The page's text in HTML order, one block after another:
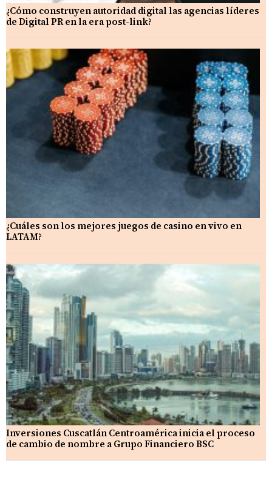
¿Cómo construyen autoridad digital las agencias líderes
de Digital PR en la era post-link?
¿Cuáles son los mejores juegos de casino en vivo en
LATAM?
Inversiones Cuscatlán Centroamérica inicia el proceso
de cambio de nombre a Grupo Financiero BSC